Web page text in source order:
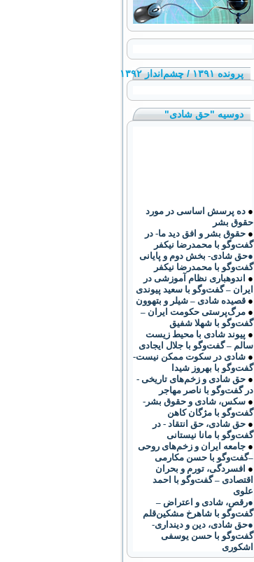
پرونده ۱۳۹۱ / چشم‌انداز ۱۳۹۲
دوسیه "حق شادی"
● ده پرسش اساسی در مورد
حقوق بشر
● حقوق بشر و افق دید ما- در
گفت‌وگو با محمدرضا نیکفر
●حق شادی- بخش دوم و پایانی
گفت‌وگو با محمدرضا نیکفر
● اندوهباری نظام آموزشی در
ایران – گفت‌وگو با سعید پیوندی
● قصیده شادی – شیلر و بتهوون
● مرگ‌پرستی حکومت ایران –
گفت‌وگو با شهلا شفیق
● پیوند شادی با محیط زیست
سالم – گفت‌وگو با جلال ایجادی
● شادی در سکوت ممکن نیست-
گفت‌وگو با بهروز شیدا
● حق شادی و زخم‌های تاریخی -
در گفت‌وگو با ناصر مهاجر
● سکس، شادی و حقوق بشر-
گفت‌وگو با مژگان کاهن
● حق شادی، حق انتقاد - در
گفت‌وگو با مانا نیستانی
● جامعه ایران و زخم‌های روحی
–گفت‌وگو با حسن مکارمی
● افسردگی، تورم و بحران
اقتصادی – گفت‌وگو با احمد
علوی
●رقص، شادی و اعتراض –
گفت‌و‌گو با شاهرخ مشکین‌قلم
●حق شادی، دین و دینداری-
گفت‌وگو با حسن یوسفی
اشکوری